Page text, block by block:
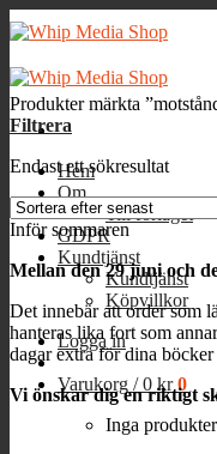
Skip
to
Hem
Om
Till förlaget
GDPR
Kundtjänst
Kundtjänst
Köpvillkor
Logga in
Varukorg /0 kr 0
Inga
Produkter märkta
Filtrera
Endast ett sökresultat
Inför sommaren
Mellan den 29 juni och
Det innebär att order som
hanteras lika fort som
dagar extra för dina
Vi önskar dig en riktigt